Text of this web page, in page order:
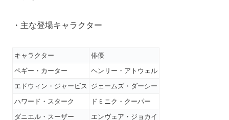
・主な登場キャラクター
キャラクター
俳優
ペギー・カーター
ヘンリー・アトウェル
エドウィン・ジャービス
ジェームズ・ダーシー
ハワード・スターク
ドミニク・クーパー
ダニエル・スーザー
エンヴェア・ジョカイ